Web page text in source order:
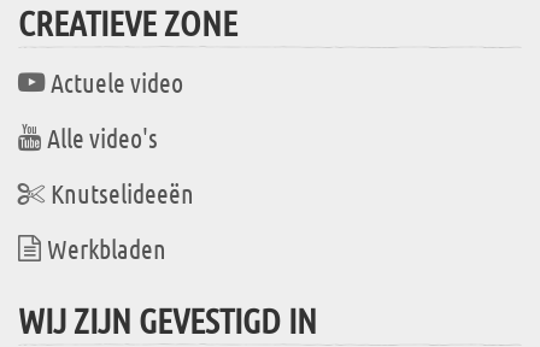
CREATIEVE ZONE
Actuele video
Alle video's
Knutselideeën
Werkbladen
WIJ ZIJN GEVESTIGD IN